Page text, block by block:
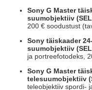
Sony G Master
suumobjektiiv
200 € soodustust
Sony täiskaader
suumobjektiiv
ja portreefotodeks,
Sony G Master
telesuumobjektiiv
teleobjektiiv spordi-